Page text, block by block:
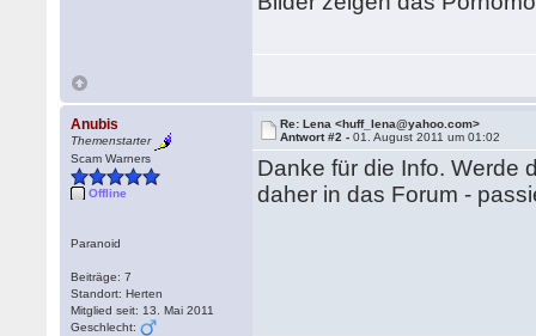
Anubis
Themenstarter
Scam Warners
Offline
Paranoid
Beiträge: 7
Standort: Herten
Mitglied seit: 13. Mai 2011
Geschlecht:
Re: Lena <huff_lena@yahoo.com>
Antwort #2 -01. August 2011 um 01:02
Danke für die Info. Werde
daher in das Forum -